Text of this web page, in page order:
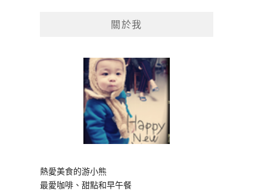
關於我
熱愛美食的游小熊
最愛咖啡、甜點和早午餐